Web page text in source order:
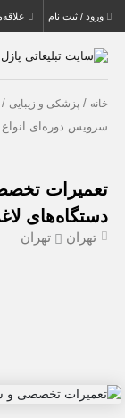
ورود / ثبت نام
خانه /پزشکی و زیبایی
سرویس دوره‌ای انواع
تعمیرات
دستگاه‌های
تهران تهران